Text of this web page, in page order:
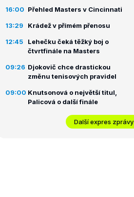
16:00 Přehled Masters v Cincinnati
13:29 Krádež v přímém přenosu
12:45
Lehečku čeká těžký boj o
čtvrtfinále na Masters
09:26 Djokovič chce drastickou
změnu tenisových pravidel
09:00 Knutsonová o největší titul,
Palicová o další finále
Další expres zprávy